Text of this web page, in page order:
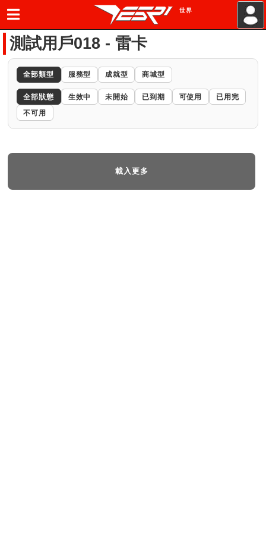
世界
測試用戶018 - 雷卡
全部類型 服務型 成就型 商城型
全部狀態 生效中 未開始 已到期 可使用
已用完
不可用
載入更多